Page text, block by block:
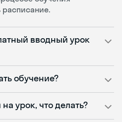
вводный урок
обучение?
урок, что делать?